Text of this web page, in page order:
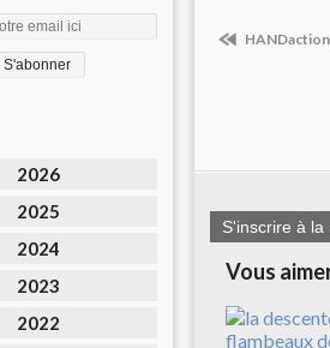
2026
2025
2024
2023
2022
S'inscrire à la
Vous